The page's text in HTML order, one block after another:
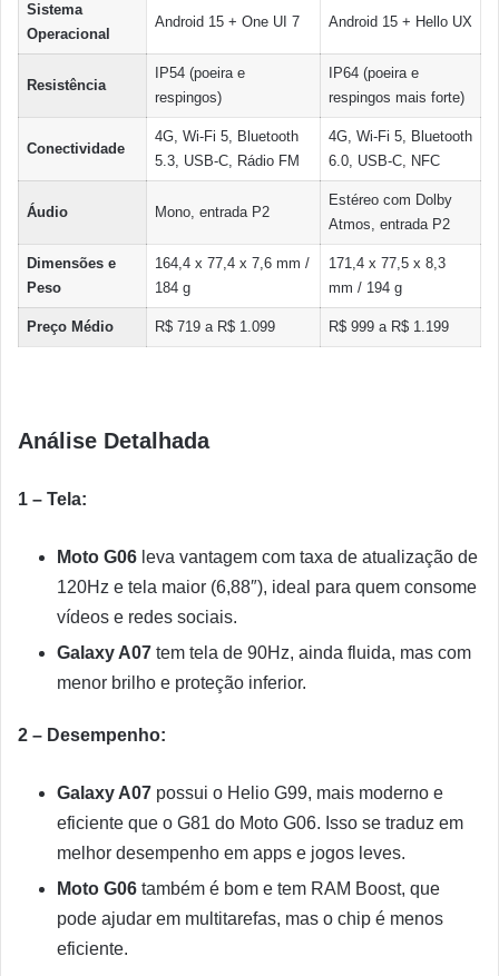
Sistema
Operacional
Android 15 + One UI 7 Android 15 + Hello UX
Resistência
IP54 (poeira e
respingos)
IP64 (poeira e
respingos mais forte)
Conectividade
4G, Wi-Fi 5, Bluetooth
5.3, USB-C, Rádio FM
4G, Wi-Fi 5, Bluetooth
6.0, USB-C, NFC
Áudio Mono, entrada P2
Estéreo com Dolby
Atmos, entrada P2
Dimensões e
Peso
164,4 x 77,4 x 7,6 mm /
184 g
171,4 x 77,5 x 8,3
mm / 194 g
Preço Médio R$ 719 a R$ 1.099 R$ 999 a R$ 1.199
Análise Detalhada
1 – Tela:
Moto G06 leva vantagem com taxa de atualização de
120Hz e tela maior (6,88″), ideal para quem consome
vídeos e redes sociais.
Galaxy A07 tem tela de 90Hz, ainda fluida, mas com
menor brilho e proteção inferior.
2 – Desempenho:
Galaxy A07 possui o Helio G99, mais moderno e
eficiente que o G81 do Moto G06. Isso se traduz em
melhor desempenho em apps e jogos leves.
Moto G06 também é bom e tem RAM Boost, que
pode ajudar em multitarefas, mas o chip é menos
eficiente.